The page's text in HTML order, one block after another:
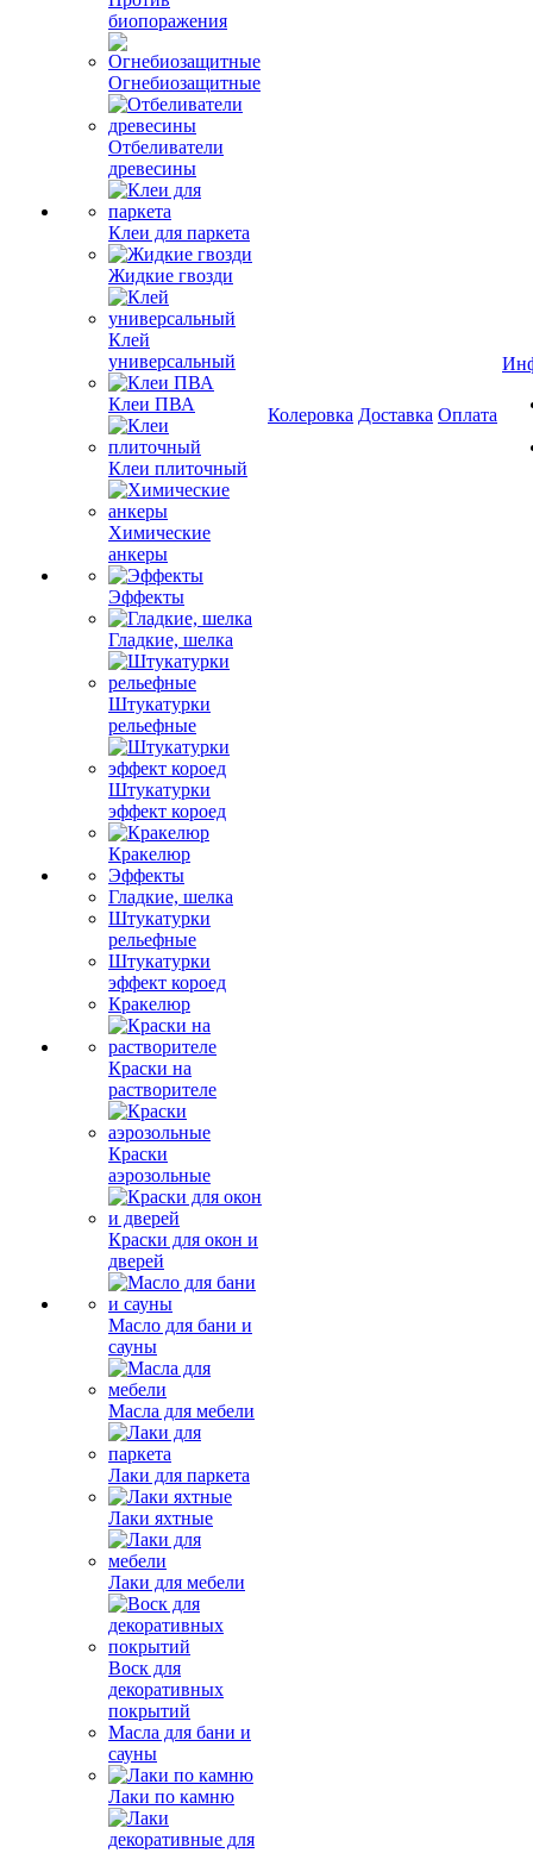
биопоражения
Огнебиозащитные
Отбеливатели
древесины
Клеи для паркета
Жидкие гвозди
Клей
универсальный
Клеи ПВА
Клеи плиточный
Химические
анкеры
Эффекты
Гладкие, шелка
Штукатурки
рельефные
Штукатурки
эффект короед
Кракелюр
Эффекты
Гладкие, шелка
Штукатурки
рельефные
Штукатурки
эффект короед
Кракелюр
Краски на
растворителе
Краски
аэрозольные
Краски для окон и
дверей
Масло для бани и
сауны
Масла для мебели
Лаки для паркета
Лаки яхтные
Лаки для мебели
Воск для
декоративных
покрытий
Масла для бани и
сауны
Лаки по камню
Колеровка Доставка Оплата